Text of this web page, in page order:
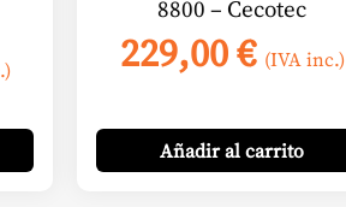
8800 – Cecotec
229,00€ (IVA inc.)
Añadiral carrito